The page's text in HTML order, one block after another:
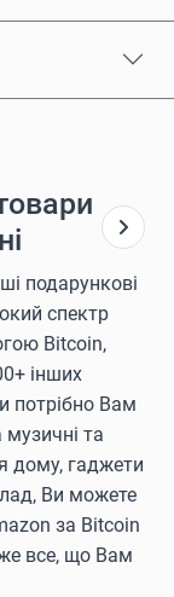
подарункові
спектр
Bitcoin,
інших
потрібно Вам
та
дому, гаджети
Ви можете
за Bitcoin
все, що Вам